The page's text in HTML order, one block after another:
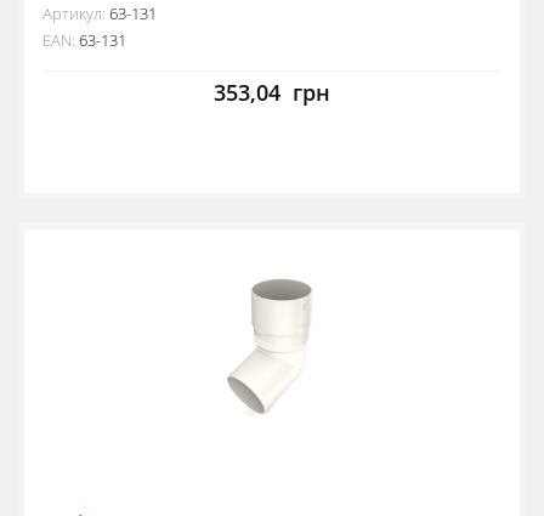
Артикул: 63-131
EAN: 63-131
353,04 грн